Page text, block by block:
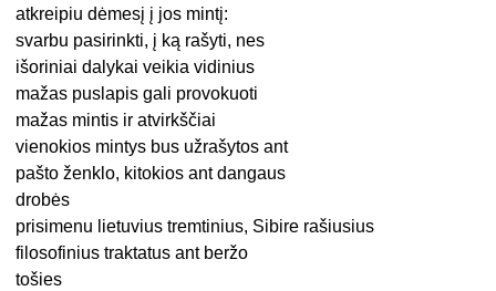
atkreipiu dėmesį į jos mintį:
svarbu pasirinkti, į ką rašyti, nes
išoriniai dalykai veikia vidinius
mažas puslapis gali provokuoti
mažas mintis ir atvirkščiai
vienokios mintys bus užrašytos ant
pašto ženklo, kitokios ant dangaus
drobės
prisimenu lietuvius tremtinius, Sibire rašiusius
filosofinius traktatus ant beržo
tošies